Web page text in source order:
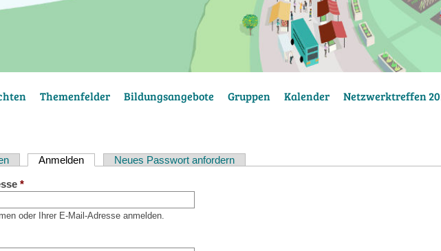
Themenfelder Bildungsangebote Gruppen Kalender Netzwerktreffen
Anmelden (aktiver Reiter)
Neues Passwort anfordern
*
oder Ihrer E-Mail-Adresse anmelden.